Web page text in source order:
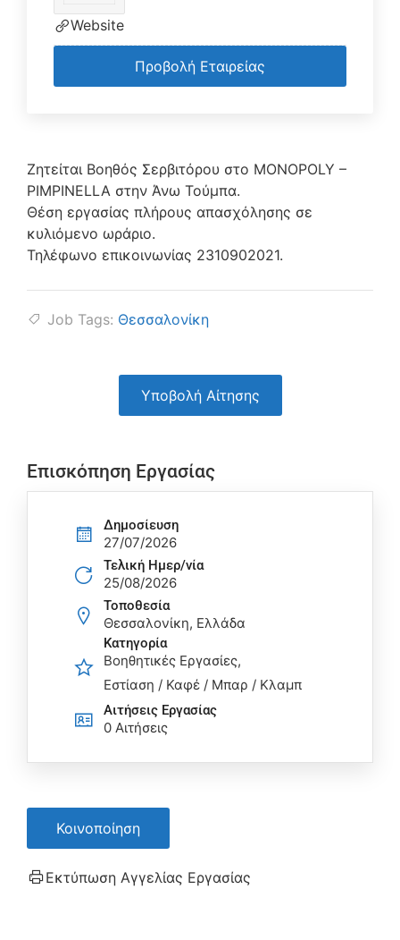
Ζητείται Βοηθός Σερβιτόρου στο MONOPOLY –
PIMPINELLA στην Άνω Τούμπα.
Θέση εργασίας πλήρους απασχόλησης σε
κυλιόμενο ωράριο.
Τηλέφωνο επικοινωνίας 2310902021.
Job Tags: Θεσσαλονίκη
Υποβολή Αίτησης
Επισκόπηση Εργασίας
Δημοσίευση
27/07/2026
Τελική Ημερ/νία
25/08/2026
Τοποθεσία
Θεσσαλονίκη, Ελλάδα
Κατηγορία
Βοηθητικές Εργασίες
Εστίαση / Καφέ / Μπαρ / Κλαμπ
Αιτήσεις Eργασίας
0 Αιτήσεις
Κοινοποίηση
Εκτύπωση Αγγελίας Εργασίας
Website
Προβολή Εταιρείας